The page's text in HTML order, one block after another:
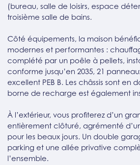
(bureau, salle de loisirs, espace
troisième salle de bains.
Côté équipements, la maison
modernes et performantes :
complété par un poêle à pellets,
conforme jusqu’en 2035, 21
excellent PEB B. Les châssis sont en
borne de recharge est également
À l’extérieur, vous profiterez d’un
entièrement clôturé, agrémenté
pour les beaux jours. Un double
parking et une allée privative
l’ensemble.